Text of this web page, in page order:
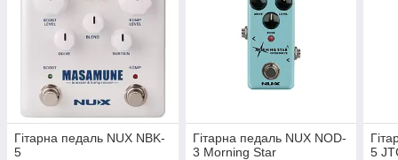
Гітарна педаль NUX NBK-
5
Гітарна педаль NUX NOD-
3 Morning Star
5